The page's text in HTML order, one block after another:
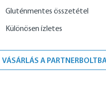
Gluténmentes összetétel
Különösen ízletes
VÁSÁRLÁS A